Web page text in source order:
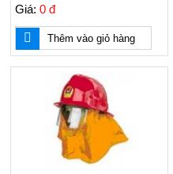
Giá: 0 đ
Thêm vào giỏ hàng